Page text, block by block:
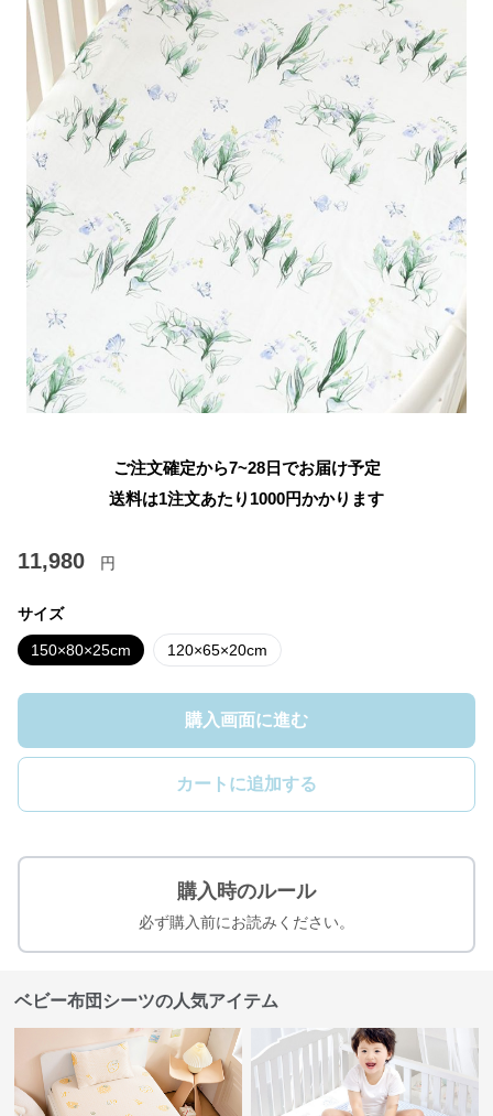
ご注文確定から7~28日でお届け予定
送料は1注文あたり 1000円かかります
11,980 円
サイズ
150×80×25cm 120×65×20cm
購入画面に進む
カートに追加する
購入時のルール
必ず購入前にお読みください。
ベビー布団シーツの人気アイテム